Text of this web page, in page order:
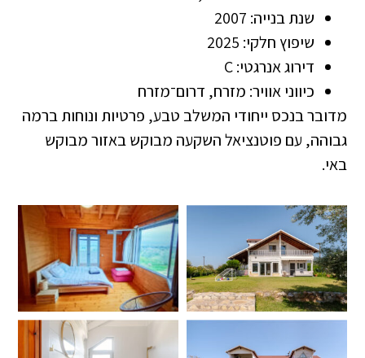
שנת בנייה: 2007
שיפוץ חלקי: 2025
דירוג אנרגטי: C
כיווני אוויר: מזרח, דרום־מזרח
מדובר בנכס ייחודי המשלב טבע, פרטיות ונוחות ברמה
גבוהה, עם פוטנציאל השקעה מבוקש באזור מבוקש
באי.